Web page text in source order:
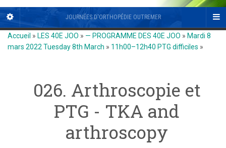
JOURNÉES D'ORTHOPÉDIE OUTREMER
Accueil » LES 40E JOO » — PROGRAMME DES 40E JOO » Mardi 8
mars 2022 Tuesday 8th March » 11h00–12h40 PTG difficiles »
026. Arthroscopie et
PTG - TKA and
arthroscopy